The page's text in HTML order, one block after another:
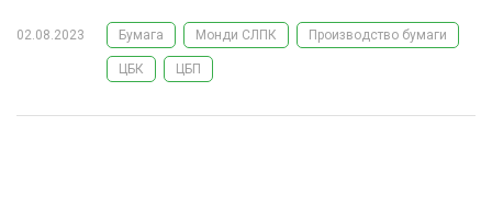
ЛЕСНОЕ ХОЗЯЙСТВО
ЛЕСОЗАГОТОВКА
ОБРАБОТКА ДРЕВЕСИНЫ
ЭКСПЕРТНОЕ МНЕНИЕ
02.08.2023 Бумага Монди СЛПК Производство бумаги
ЦБК ЦБП